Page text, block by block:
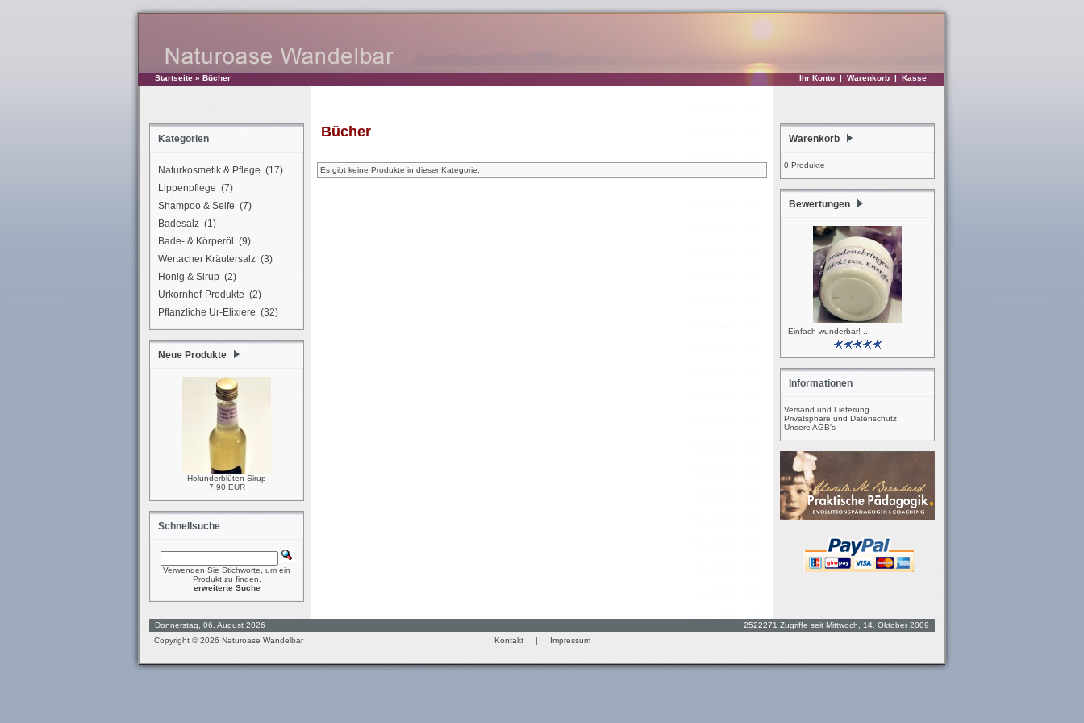
Startseite » Bücher Ihr Konto | Warenkorb | Kasse
Kategorien
Naturkosmetik & Pflege (17)
Lippenpflege (7)
Shampoo & Seife (7)
Badesalz (1)
Bade- & Körperöl (9)
Wertacher Kräutersalz (3)
Honig & Sirup (2)
Urkornhof-Produkte (2)
Pflanzliche Ur-Elixiere (32)
Neue Produkte
Holunderblüten-Sirup
7,90 EUR
Schnellsuche
Verwenden Sie Stichworte, um ein
Produkt zu finden.
erweiterte Suche
Bücher
Es gibt keine Produkte in dieser Kategorie.
Warenkorb
0 Produkte
Bewertungen
Einfach wunderbar! ...
Informationen
Versand und Lieferung
Privatsphäre und Datenschutz
Unsere AGB's
Donnerstag, 06. August 2026
2522271 Zugriffe seit Mittwoch, 14. Oktober 2009
Copyright © 2026 Naturoase Wandelbar Kontakt | Impressum